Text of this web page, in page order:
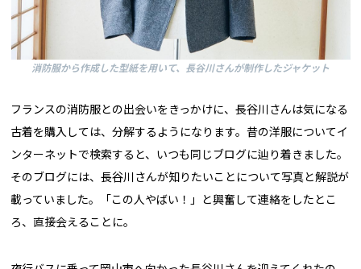
消防服から作成した型紙を用いて、長谷川さんが制作したジャケット
フランスの消防服との出会いをきっかけに、長谷川さんは気になる
古着を購入しては、分解するようになります。昔の洋服についてイ
ンターネットで検索すると、いつも同じブログに辿り着きました。
そのブログには、長谷川さんが知りたいことについて写真と解説が
載っていました。「この人やばい！」と興奮して連絡をしたとこ
ろ、直接会えることに。